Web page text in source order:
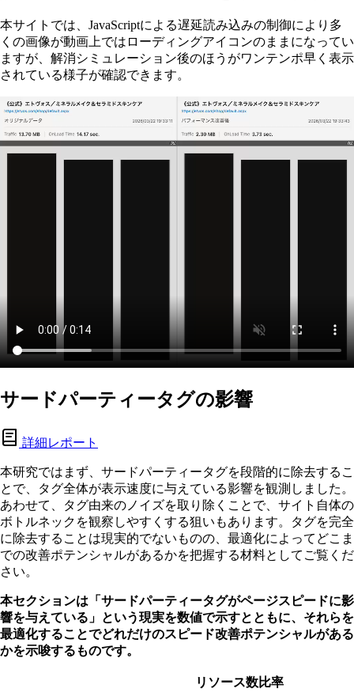
本サイトでは、JavaScriptによる遅延読み込みの制御により多
くの画像が動画上ではローディングアイコンのままになってい
ますが、解消シミュレーション後のほうがワンテンポ早く表示
されている様子が確認できます。
サードパーティータグの影響
詳細レポート
本研究ではまず、サードパーティータグを段階的に除去するこ
とで、タグ全体が表示速度に与えている影響を観測しました。
あわせて、タグ由来のノイズを取り除くことで、サイト自体の
ボトルネックを観察しやすくする狙いもあります。タグを完全
に除去することは現実的でないものの、最適化によってどこま
での改善ポテンシャルがあるかを把握する材料としてご覧くだ
さい。
本セクションは「サードパーティータグがページスピードに影
響を与えている」という現実を数値で示すとともに、それらを
最適化することでどれだけのスピード改善ポテンシャルがある
かを示唆するものです。
リソース数比率